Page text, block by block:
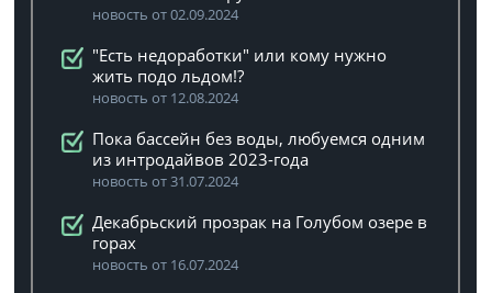
новость от 02.09.2024
"Есть недоработки" или кому нужно
жить подо льдом!?
новость от 12.08.2024
Пока бассейн без воды, любуемся одним
из интродайвов 2023-года
новость от 31.07.2024
Декабрьский прозрак на Голубом озере в
горах
новость от 16.07.2024